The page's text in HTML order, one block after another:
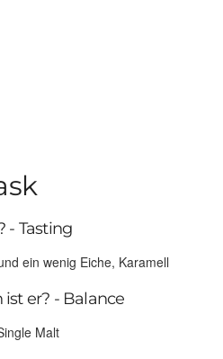
- Tasting
ein wenig Eiche, Karamell
er? - Balance
Malt